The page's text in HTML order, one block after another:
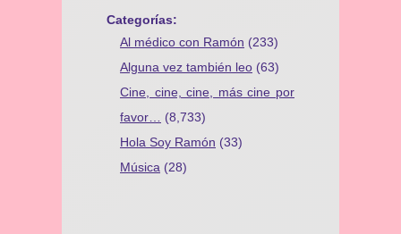
Categorías:
Al médico con Ramón (233)
Alguna vez también leo (63)
Cine, cine, cine, más cine por
favor…
(8,733)
Hola Soy Ramón (33)
Música (28)